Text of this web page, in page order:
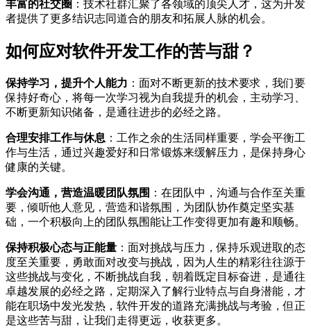
丰富的社交圈 ：技术社群汇聚了各领域的顶尖人才，这为开发
者提供了更多结识志同道合的朋友和拓展人脉的机会。
如何应对软件开发工作的苦与甜？
保持学习，提升个人能力 ：面对不断更新的技术要求，我们要
保持好奇心，将每一次学习视为自我提升的机会，主动学习、
不断更新知识储备，是通往进步的必经之路。
合理安排工作与休息 ：工作之余的生活同样重要，学会平衡工
作与生活，通过兴趣爱好和日常锻炼来缓解压力，是保持身心
健康的关键。
学会沟通，营造温暖团队氛围 ：在团队中，沟通与合作至关重
要，倾听他人意见，营造和谐氛围，为团队协作奠定坚实基
础，一个积极向上的团队氛围能让工作变得更加有趣和顺畅。
保持积极心态与正能量 ：面对挑战与压力，保持乐观进取的态
度至关重要，勇敢面对改变与挑战，因为人生的精彩往往源于
这些挑战与变化，不断挑战自我，朝着既定目标奋进，是通往
卓越发展的必经之路，定期深入了解行业特点与自身潜能，才
能在职场中发光发热，软件开发的道路充满挑战与考验，但正
是这些苦与甜，让我们走得更远，收获更多。